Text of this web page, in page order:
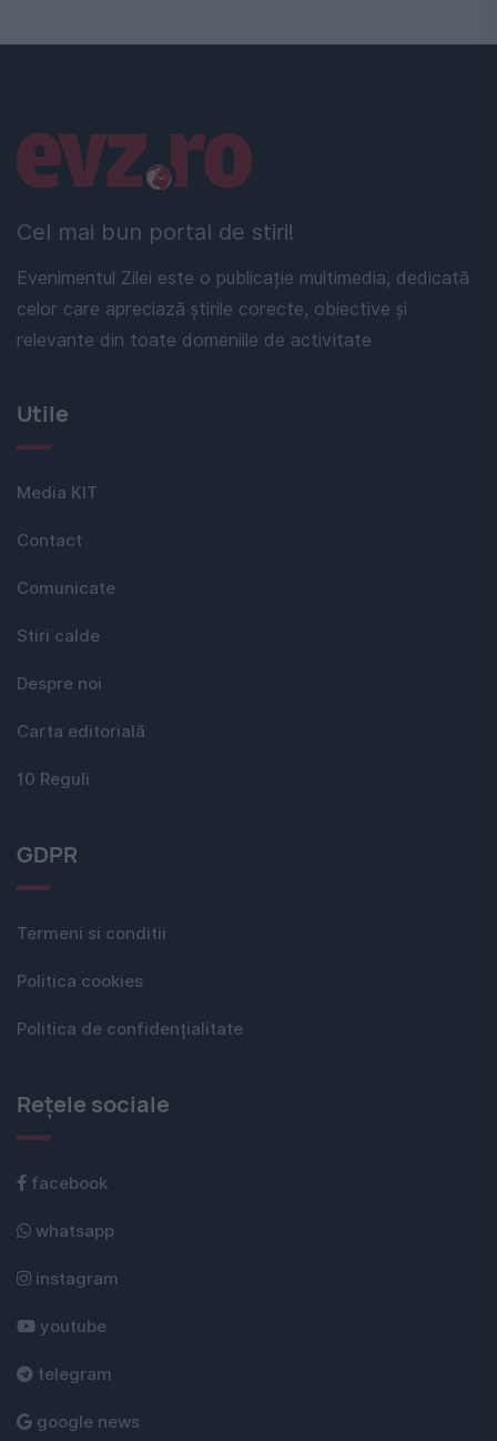
Cel mai bun portal de stiri!
Evenimentul Zilei este o publicație multimedia, dedicată
celor care apreciază știrile corecte, obiective și
relevante din toate domeniile de activitate
Linkuri utile
Utile
Media KIT
Contact
Comunicate
Stiri calde
Despre noi
Carta editorială
10 Reguli
GDPR
Termeni si conditii
Politica cookies
Politica de confidențialitate
Rețele sociale
facebook
whatsapp
instagram
youtube
telegram
google news